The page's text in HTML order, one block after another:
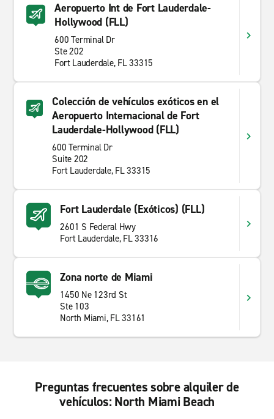
Aeropuerto Int de Fort Lauderdale-
Hollywood (FLL)
600 Terminal Dr
Ste 202
Fort Lauderdale, FL 33315
Colección de vehículos exóticos en el
Aeropuerto Internacional de Fort
Lauderdale-Hollywood (FLL)
600 Terminal Dr
Suite 202
Fort Lauderdale, FL 33315
Fort Lauderdale (Exóticos) (FLL)
2601 S Federal Hwy
Fort Lauderdale, FL 33316
Zona norte de Miami
1450 Ne 123rd St
Ste 103
North Miami, FL 33161
Preguntas frecuentes sobre alquiler de
vehículos: North Miami Beach